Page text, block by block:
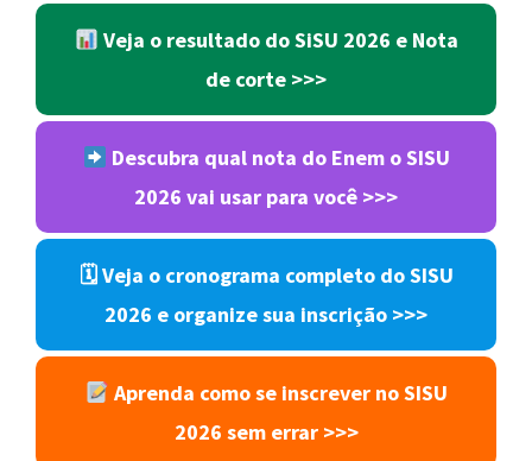
Veja o resultado do SiSU 2026 e Nota
de corte >>>
Descubra qual nota do Enem o SISU
2026 vai usar para você >>>
🗓 Veja o cronograma completo do SISU
2026 e organize sua inscrição >>>
Aprenda como se inscrever no SISU
2026 sem errar>>>